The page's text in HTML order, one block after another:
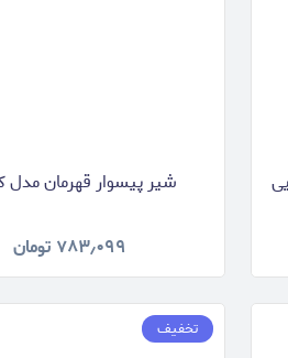
شیر پیسوار قهرمان مدل
۷۸۳٫۰۹۹ تومان
تخفیف